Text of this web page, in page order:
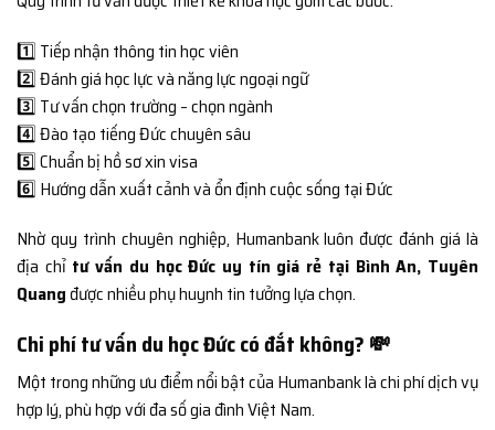
1️⃣ Tiếp nhận thông tin học viên
2️⃣ Đánh giá học lực và năng lực ngoại ngữ
3️⃣ Tư vấn chọn trường – chọn ngành
4️⃣ Đào tạo tiếng Đức chuyên sâu
5️⃣ Chuẩn bị hồ sơ xin visa
6️⃣ Hướng dẫn xuất cảnh và ổn định cuộc sống tại Đức
Nhờ quy trình chuyên nghiệp, Humanbank luôn được đánh giá là
địa chỉ tư vấn du học Đức uy tín giá rẻ tại Bình An, Tuyên
Quangđược nhiều phụ huynh tin tưởng lựa chọn.
Chi phí tư vấn du học Đức có đắt không? 💸
Một trong những ưu điểm nổi bật của Humanbank là chi phí dịch vụ
hợp lý, phù hợp với đa số gia đình Việt Nam.